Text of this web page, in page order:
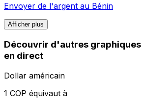
Envoyer de l'argent au Bénin
Afficher plus
Découvrir d'autres graphiques
en direct
Dollar américain
1 COP équivaut à